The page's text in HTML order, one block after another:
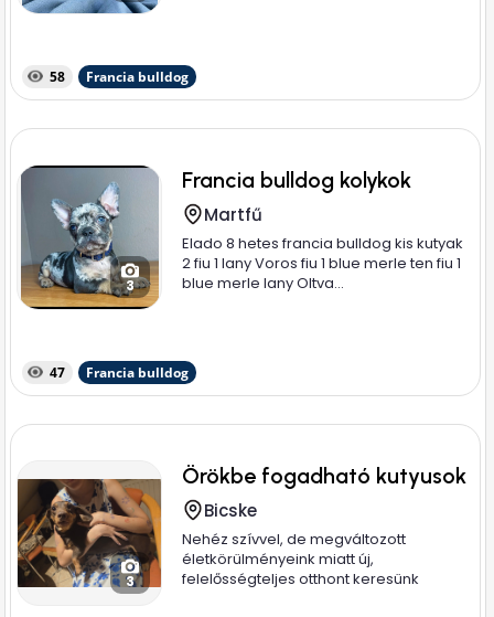
58 Francia bulldog
3
Francia bulldog kolykok
Martfű
Elado 8 hetes francia bulldog kis kutyak
2 fiu 1 lany Voros fiu 1 blue merle ten fiu 1
blue merle lany Oltva...
47 Francia bulldog
3
Örökbe fogadható kutyusok
Bicske
Nehéz szívvel, de megváltozott
életkörülményeink miatt új,
felelősségteljes otthont keresünk